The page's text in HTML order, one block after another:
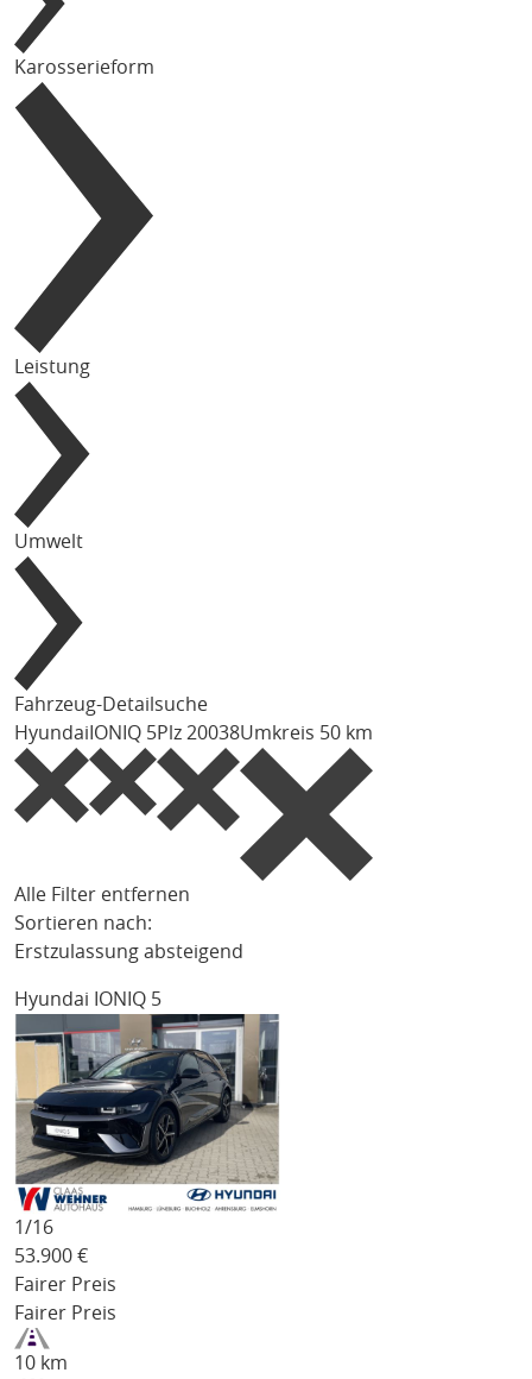
Karosserieform
Leistung
Umwelt
Fahrzeug-Detailsuche
HyundaiIONIQ 5Plz 20038Umkreis 50 km
Alle Filter entfernen
Sortieren nach:
Erstzulassung absteigend
Hyundai IONIQ 5
1/16
53.900 €
Fairer Preis
Fairer Preis
10 km